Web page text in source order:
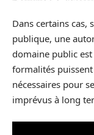
Dans certains cas,
publique, une
domaine public
formalités
nécessaires pour
imprévus à long